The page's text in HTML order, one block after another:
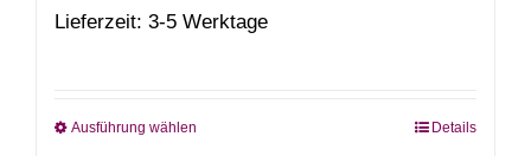
Lieferzeit: 3-5 Werktage
Ausführung wählen Details